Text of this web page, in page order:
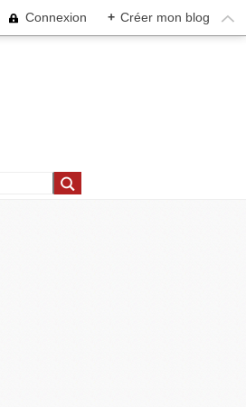
Connexion + Créer mon blog